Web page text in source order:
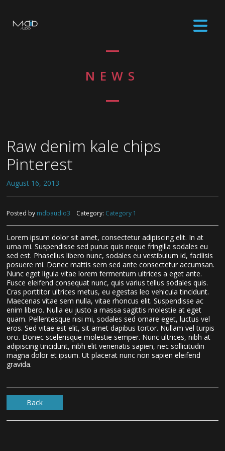
NEWS
Raw denim kale chips
Pinterest
August 16, 2013
Posted by mdbaudio3 Category: Category 1
Lorem ipsum dolor sit amet, consectetur adipiscing elit. In at
urna mi. Suspendisse sed purus quis neque fringilla sodales eu
sed est. Phasellus libero nunc, sodales eu vestibulum id, facilisis
posuere mi. Donec mattis sem sed ante consectetur accumsan.
Nunc eget ligula vitae lorem fermentum ultrices a eget ante.
Fusce eleifend consequat nunc, quis varius tellus sodales quis.
Cras porttitor ultrices metus, eu egestas leo vehicula tincidunt.
Maecenas vitae sem nulla, vitae rhoncus elit. Suspendisse ac
enim libero. Nulla eu justo a massa sagittis molestie at eget
quam. Pellentesque nisi mi, sodales sed ornare eget, luctus vel
eros. Sed vitae est elit, sit amet dapibus tortor. Nullam vel turpis
orci. Donec scelerisque molestie semper. Nunc ultrices, nibh at
adipiscing tincidunt, nibh elit venenatis sapien, nec sollicitudin
magna dolor et ipsum. Ut placerat nunc non sapien eleifend
gravida.
Back
Chat with us
We usually respond under 30 seconds